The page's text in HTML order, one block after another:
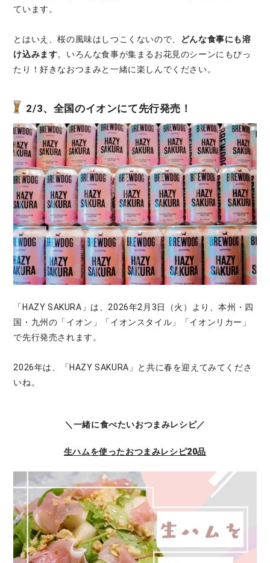
ています。
とはいえ、桜の風味はしつこくないので、
どんな食事にも溶
け込みます。いろんな食事が集まるお花見のシーンにもぴっ
たり！好きなおつまみと一緒に楽しんでください。
2/3、全国のイオンにて先行発売！
「HAZY SAKURA」は、2026年2月3日（火）より、本州・四
国・九州の「イオン」「イオンスタイル」「イオンリカー」
で先⾏発売されます。
2026年は、「HAZY SAKURA」と共に春を迎えてみてくださ
いね。
＼一緒に食べたいおつまみレシピ／
生ハムを使ったおつまみレシピ20品